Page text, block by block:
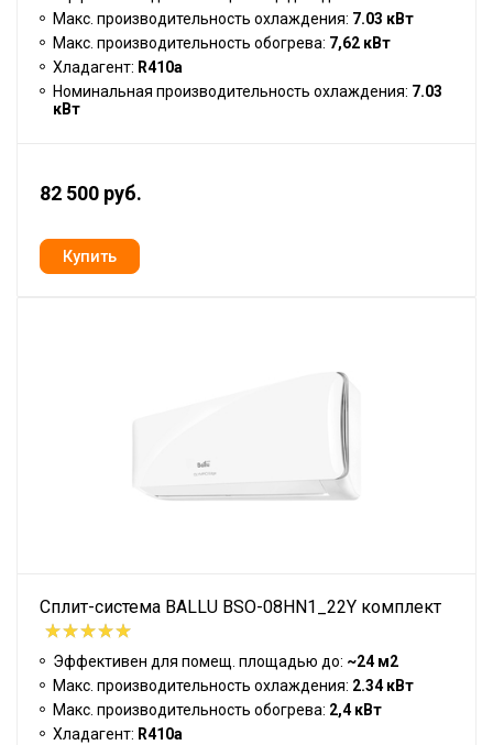
Макс. производительность охлаждения: 7.03 кВт
Макс. производительность обогрева: 7,62 кВт
Хладагент: R410a
Номинальная производительность охлаждения: 7.03
кВт
82 500 руб.
Сплит-система BALLU BSO-08HN1_22Y комплект
Эффективен для помещ. площадью до: ~24 м2
Макс. производительность охлаждения: 2.34 кВт
Макс. производительность обогрева: 2,4 кВт
Хладагент: R410a